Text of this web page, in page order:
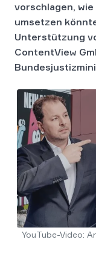
vorschlagen,
umsetzen
Unterstützung
ContentView
YouTube-Video: